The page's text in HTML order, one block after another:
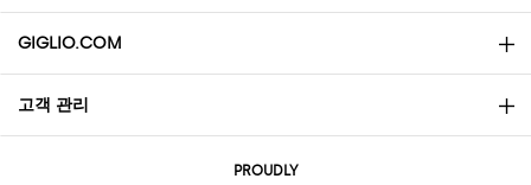
GIGLIO.COM
소개
고객 관리
PROUDLY